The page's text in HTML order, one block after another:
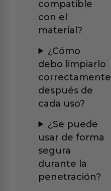
compatible
con el
material?
¿Cómo
debo limpiarlo
correctamente
después de
cada uso?
¿Se puede
usar de forma
segura
durante la
penetración?